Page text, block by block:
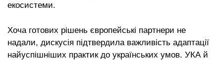
екосистеми.
Хоча готових рішень європейські партнери не
надали, дискусія підтвердила важливість адаптації
найуспішніших практик до українських умов. УКА й